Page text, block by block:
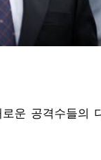
운 공격수들의